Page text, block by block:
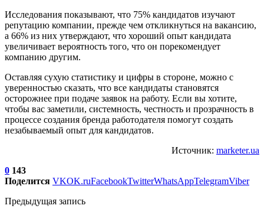
Исследования показывают, что 75% кандидатов изучают
репутацию компании, прежде чем откликнуться на вакансию,
а 66% из них утверждают, что хороший опыт кандидата
увеличивает вероятность того, что он порекомендует
компанию другим.
Оставляя сухую статистику и цифры в стороне, можно с
уверенностью сказать, что все кандидаты становятся
осторожнее при подаче заявок на работу. Если вы хотите,
чтобы вас заметили, системность, честность и прозрачность в
процессе создания бренда работодателя помогут создать
незабываемый опыт для кандидатов.
Источник: marketer.ua
0 143
Поделится VKOK.ruFacebookTwitterWhatsAppTelegramViber
Предыдущая запись